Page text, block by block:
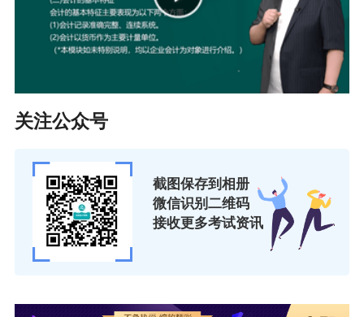
关注公众号
截图保存到相册
微信识别二维码
接收更多考试资讯